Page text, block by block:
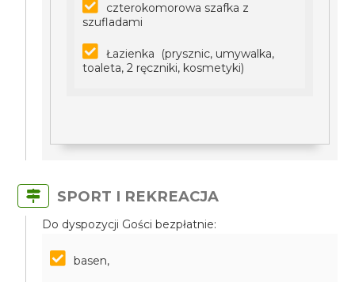
czterokomorowa szafka z
szufladami
Łazienka (prysznic, umywalka,
toaleta, 2 ręczniki, kosmetyki)
SPORT I REKREACJA
Do dyspozycji Gości bezpłatnie:
basen,